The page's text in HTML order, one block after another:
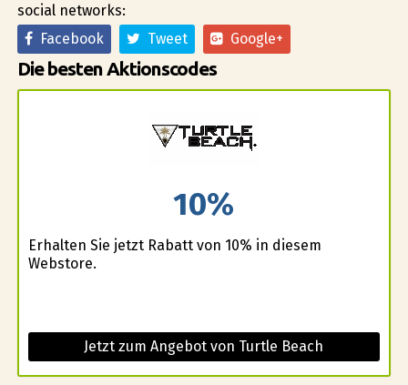
social networks:
Facebook
Tweet Google+
Die besten Aktionscodes
10%
Erhalten Sie jetzt Rabatt von 10% in diesem
Webstore.
Jetzt zum Angebot von Turtle Beach